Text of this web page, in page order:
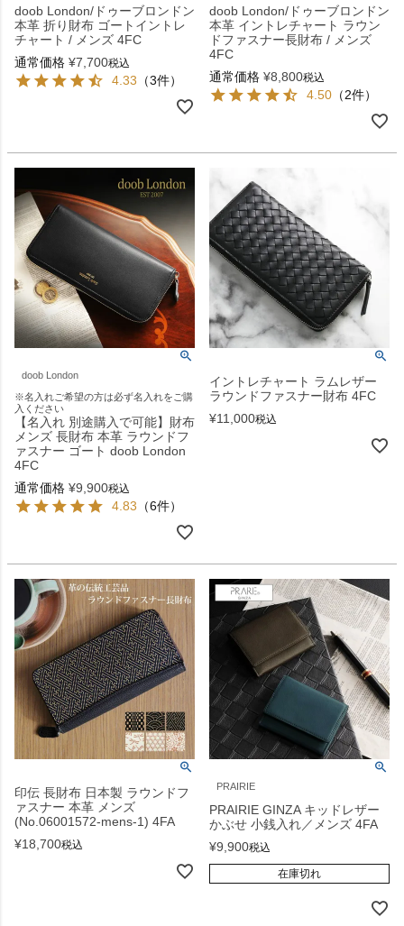
doob London/ドゥーブロンドン
本革 折り財布 ゴートイントレ
チャート / メンズ 4FC
通常価格 ¥7,700税込
4.33 （3件）
doob London/ドゥーブロンドン
本革 イントレチャート ラウン
ドファスナー長財布 / メンズ
4FC
通常価格 ¥8,800税込
4.50 （2件）
doob London
※名入れご希望の方は必ず名入れをご購
入ください
【名入れ 別途購入で可能】財布
メンズ 長財布 本革 ラウンドフ
ァスナー ゴート doob London
4FC
通常価格 ¥9,900税込
4.83 （6件）
イントレチャート ラムレザー
ラウンドファスナー財布 4FC
¥11,000税込
印伝 長財布 日本製 ラウンドフ
ァスナー 本革 メンズ
(No.06001572-mens-1) 4FA
¥18,700税込
PRAIRIE
PRAIRIE GINZA キッドレザー
かぶせ 小銭入れ／メンズ 4FA
¥9,900税込
在庫切れ